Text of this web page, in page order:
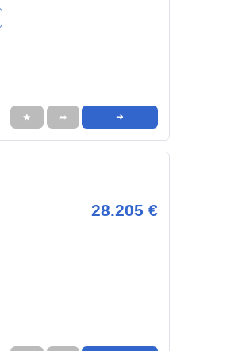
★ ➦ ➜
28.205 €